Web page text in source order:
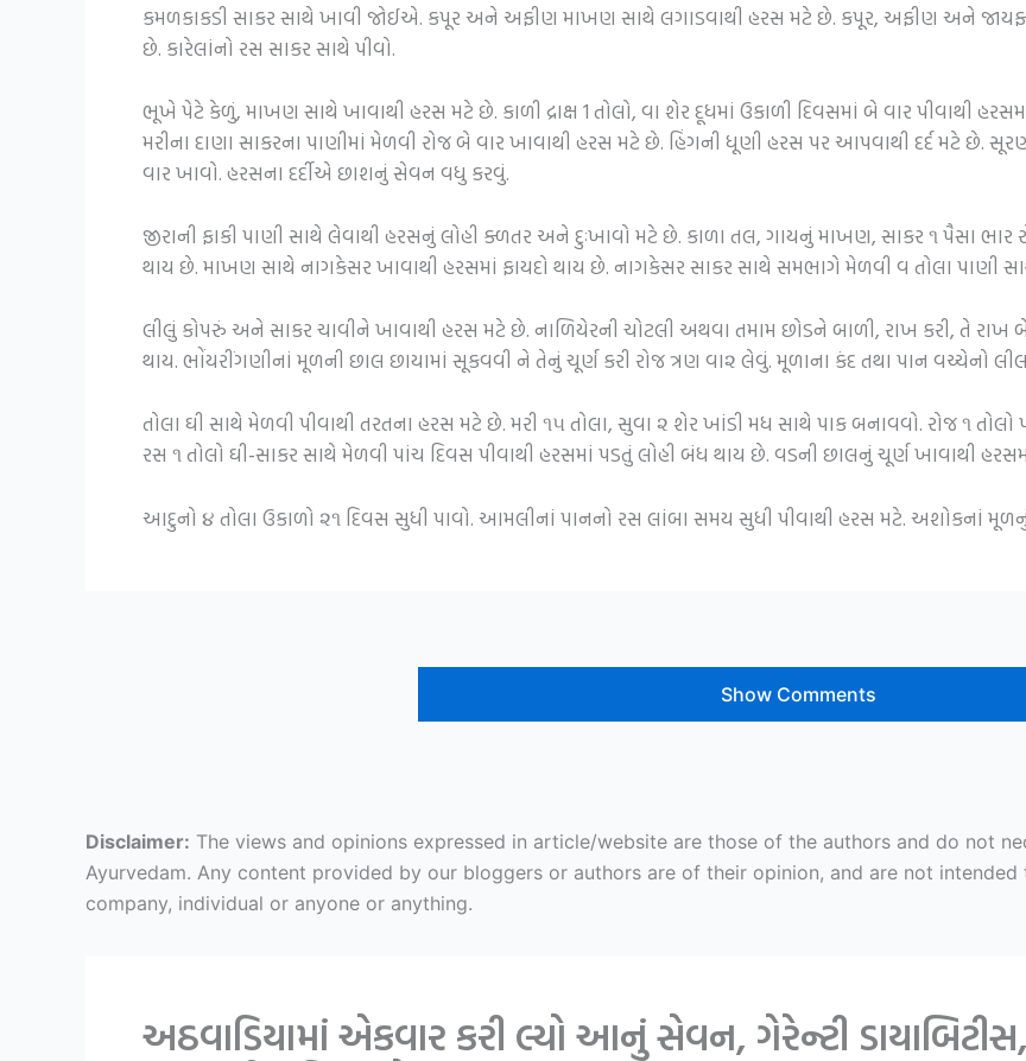
કમળકાકડી સાકર સાથે ખાવી જોઈએ. કપૂર અને અફીણ માખણ સાથે લગાડવાથી હરસ મટે છે. કપૂર, અફીણ અને
છે. કારેલાંનો રસ સાકર સાથે પીવો.
ભૂખે પેટે કેળું, માખણ સાથે ખાવાથી હરસ મટે છે. કાળી દ્રાક્ષ 1 તોલો, વા શેર દૂધમાં ઉકાળી દિવસમાં બે વાર પીવાથી
મરીના દાણા સાકરના પાણીમાં મેળવી રોજ બે વાર ખાવાથી હરસ મટે છે. હિંગની ધૂણી હરસ પર આપવાથી દર્દ મટે છે.
વાર ખાવો. હરસના દર્દીએ છાશનું સેવન વધુ કરવું.
જીરાની ફાકી પાણી સાથે લેવાથી હરસનું લોહી ક્ળતર અને દુઃખાવો મટે છે. કાળા તલ, ગાયનું માખણ, સાકર ૧ પૈસા ભાર
થાય છે. માખણ સાથે નાગકેસર ખાવાથી હરસમાં ફાયદો થાય છે. નાગકેસર સાકર સાથે સમભાગે મેળવી વ તોલા પાણી
લીલું કોપરું અને સાકર ચાવીને ખાવાથી હરસ મટે છે. નાળિયેરની ચોટલી અથવા તમામ છોડને બાળી, રાખ કરી, તે રાખ
થાય. ભોંયરીંગણીનાં મૂળની છાલ છાયામાં સૂકવવી ને તેનું ચૂર્ણ કરી રોજ ત્રણ વા૨ લેવું. મૂળાના કંદ તથા પાન વચ્ચેનો
તોલા ઘી સાથે મેળવી પીવાથી તરતના હરસ મટે છે. મરી ૧૫ તોલા, સુવા ૨ શેર ખાંડી મધ સાથે પાક બનાવવો. રોજ ૧ તોલો
રસ ૧ તોલો ઘી-સાકર સાથે મેળવી પાંચ દિવસ પીવાથી હરસમાં પડતું લોહી બંધ થાય છે. વડની છાલનું ચૂર્ણ ખાવાથી
આદુનો ૪ તોલા ઉકાળો ૨૧ દિવસ સુધી પાવો. આમલીનાં પાનનો રસ લાંબા સમય સુધી પીવાથી હરસ મટે. અશોકનાં
Show Comments
Disclaimer: The views and opinions expressed in article/website are those of the authors and do not
Ayurvedam. Any content provided by our bloggers or authors are of their opinion, and are not
company, individual or anyone or anything.
અઠવાડિયામાં એકવાર કરી લ્યો આનું સેવન, ગેરેન્ટી